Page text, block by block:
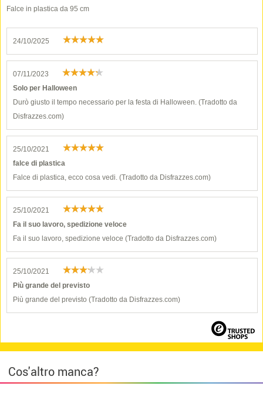
Falce in plastica da 95 cm
24/10/2025
07/11/2023
Solo per Halloween
Durò giusto il tempo necessario per la festa di Halloween. (Tradotto da
Disfrazzes.com)
25/10/2021
falce di plastica
Falce di plastica, ecco cosa vedi. (Tradotto da Disfrazzes.com)
25/10/2021
Fa il suo lavoro, spedizione veloce
Fa il suo lavoro, spedizione veloce (Tradotto da Disfrazzes.com)
25/10/2021
Più grande del previsto
Più grande del previsto (Tradotto da Disfrazzes.com)
Cos'altro manca?